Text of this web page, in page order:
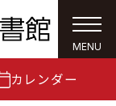
カレンダー
MENU